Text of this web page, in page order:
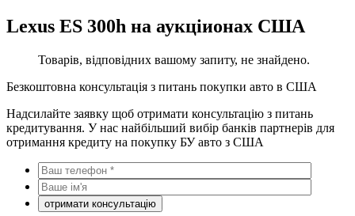
Lexus ES 300h на аукціионах США
Товарів, відповідних вашому запиту, не знайдено.
Безкоштовна консультація з питань покупки авто в США
Надсилайте заявку щоб отримати консультацію з питань
кредитування. У нас найбільший вибір банків партнерів для
отримання кредиту на покупку БУ авто з США